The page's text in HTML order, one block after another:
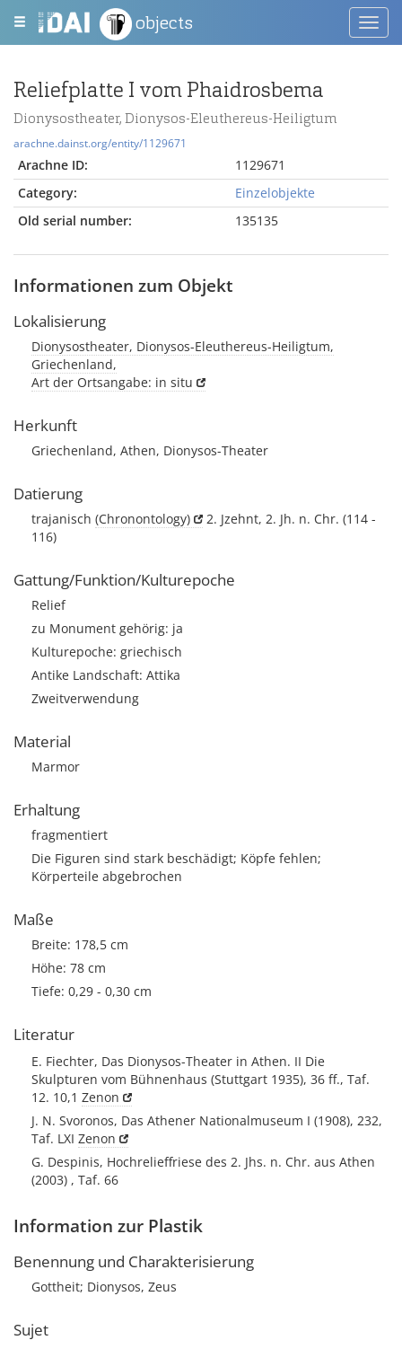
objects
Reliefplatte I vom Phaidrosbema
Dionysostheater, Dionysos-Eleuthereus-Heiligtum
arachne.dainst.org/entity/1129671
Arachne ID:
1129671
Category:
Einzelobjekte
Old serial number:
135135
Informationen zum Objekt
Lokalisierung
Dionysostheater, Dionysos-Eleuthereus-Heiligtum,
Griechenland,
Art der Ortsangabe: in situ
Herkunft
Griechenland, Athen, Dionysos-Theater
Datierung
trajanisch (Chronontology)
2. Jzehnt, 2. Jh. n. Chr. (114 -
116)
Gattung/Funktion/Kulturepoche
Relief
zu Monument gehörig: ja
Kulturepoche: griechisch
Antike Landschaft: Attika
Zweitverwendung
Material
Marmor
Erhaltung
fragmentiert
Die Figuren sind stark beschädigt; Köpfe fehlen;
Körperteile abgebrochen
Maße
Breite: 178,5 cm
Höhe: 78 cm
Tiefe: 0,29 - 0,30 cm
Literatur
E. Fiechter, Das Dionysos-Theater in Athen. II Die
Skulpturen vom Bühnenhaus (Stuttgart 1935), 36 ff., Taf.
12. 10,1 Zenon
J. N. Svoronos, Das Athener Nationalmuseum I (1908), 232,
Taf. LXI Zenon
G. Despinis, Hochrelieffriese des 2. Jhs. n. Chr. aus Athen
(2003) , Taf. 66
Information zur Plastik
Benennung und Charakterisierung
Gottheit; Dionysos, Zeus
Sujet